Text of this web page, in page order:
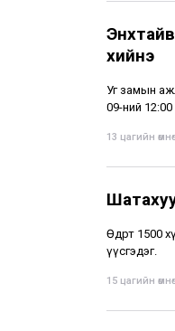
хийнэ
Уг замын
09-ний 12:00
13 цагийн өмнө•
Өдөрт 1500
үүсгэдэг.
15 цагийн өмнө•